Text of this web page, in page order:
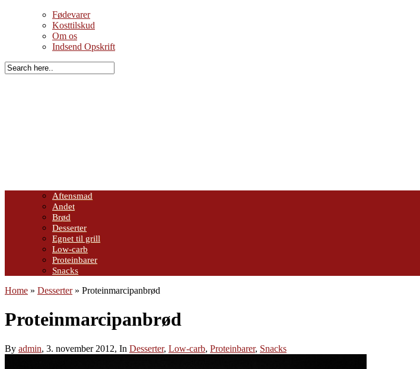
Fødevarer
Kosttilskud
Om os
Indsend Opskrift
Aftensmad
Andet
Brød
Desserter
Egnet til grill
Low-carb
Proteinbarer
Snacks
Home » Desserter » Proteinmarcipanbrød
Proteinmarcipanbrød
By admin, 3. november 2012, In Desserter, Low-carb, Proteinbarer, Snacks